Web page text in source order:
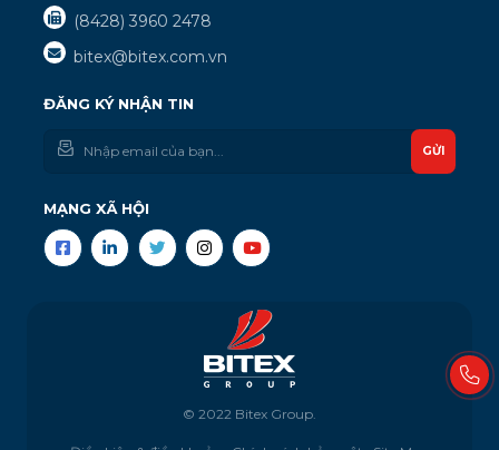
(8428) 3960 2478
bitex@bitex.com.vn
ĐĂNG KÝ NHẬN TIN
GỬI
MẠNG XÃ HỘI
© 2022 Bitex Group.